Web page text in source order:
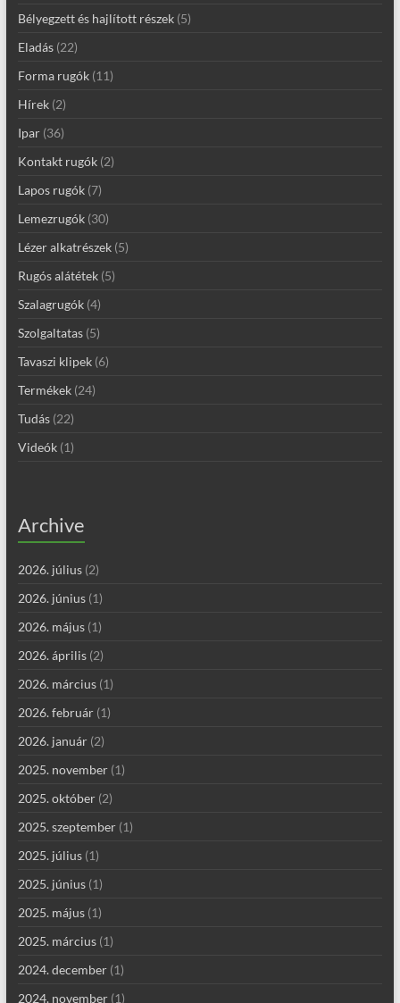
Bélyegzett és hajlított részek(5)
Eladás(22)
Forma rugók(11)
Hírek(2)
Ipar(36)
Kontakt rugók(2)
Lapos rugók(7)
Lemezrugók(30)
Lézer alkatrészek(5)
Rugós alátétek(5)
Szalagrugók(4)
Szolgaltatas(5)
Tavaszi klipek(6)
Termékek(24)
Tudás(22)
Videók(1)
Archive
2026. július(2)
2026. június(1)
2026. május(1)
2026. április(2)
2026. március(1)
2026. február(1)
2026. január(2)
2025. november(1)
2025. október(2)
2025. szeptember(1)
2025. július(1)
2025. június(1)
2025. május(1)
2025. március(1)
2024. december(1)
2024. november(1)